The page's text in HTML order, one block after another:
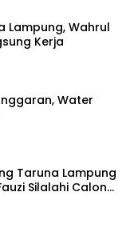
Lampung, Wahrul
Kerja
Water
Taruna Lampung
Silalahi Calon